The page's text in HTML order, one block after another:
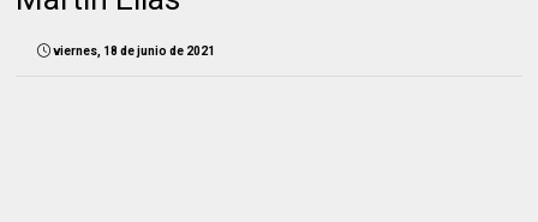
viernes, 18 de junio de 2021